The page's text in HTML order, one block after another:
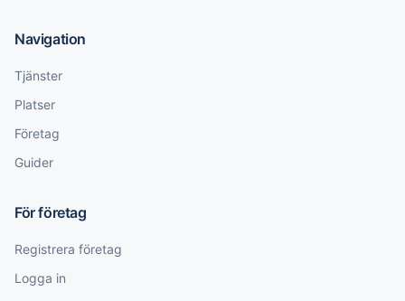
Navigation
Tjänster
Platser
Företag
Guider
För företag
Registrera företag
Logga in